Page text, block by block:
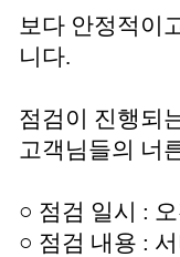
보다 안정적이
니다.
점검이 진행되
고객님들의 너
○ 점검 일시 :
○ 점검 내용 :